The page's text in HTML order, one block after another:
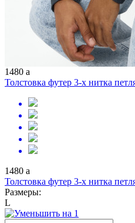
1480 a
Толстовка футер 3-х нитка
1480 a
Толстовка футер 3-х нитка
Размеры:
L